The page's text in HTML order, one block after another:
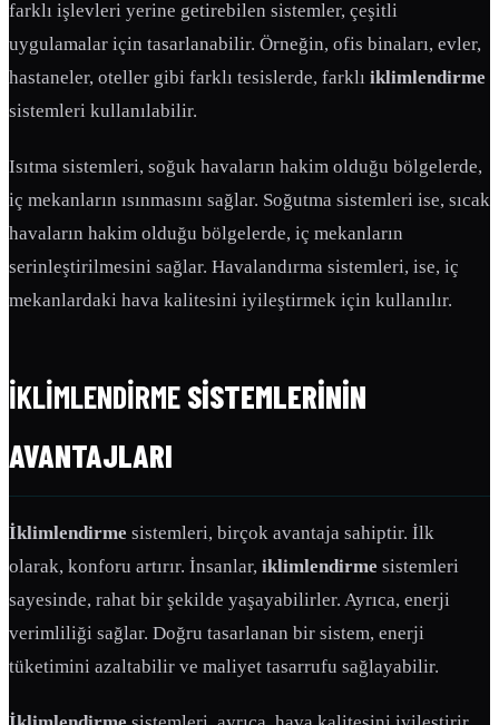
farklı işlevleri yerine getirebilen sistemler, çeşitli
uygulamalar için tasarlanabilir. Örneğin, ofis binaları, evler,
hastaneler, oteller gibi farklı tesislerde, farklı iklimlendirme
sistemleri kullanılabilir.
Isıtma sistemleri, soğuk havaların hakim olduğu bölgelerde,
iç mekanların ısınmasını sağlar. Soğutma sistemleri ise, sıcak
havaların hakim olduğu bölgelerde, iç mekanların
serinleştirilmesini sağlar. Havalandırma sistemleri, ise, iç
mekanlardaki hava kalitesini iyileştirmek için kullanılır.
İKLIMLENDIRME SISTEMLERININ
AVANTAJLARI
İklimlendirme sistemleri, birçok avantaja sahiptir. İlk
olarak, konforu artırır. İnsanlar, iklimlendirme sistemleri
sayesinde, rahat bir şekilde yaşayabilirler. Ayrıca, enerji
verimliliği sağlar. Doğru tasarlanan bir sistem, enerji
tüketimini azaltabilir ve maliyet tasarrufu sağlayabilir.